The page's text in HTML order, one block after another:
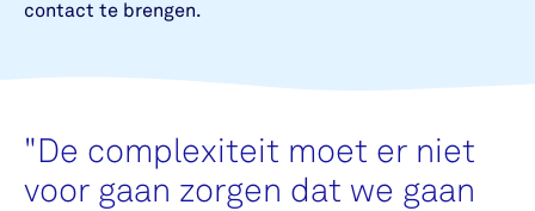
contact te brengen.
"De complexiteit moet er niet
voor gaan zorgen dat we gaan